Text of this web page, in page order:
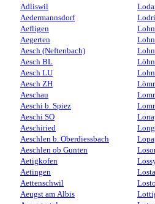
Adliswil
Aedermannsdorf
Aefligen
Aegerten
Aesch (Neftenbach)
Aesch BL
Aesch LU
Aesch ZH
Aeschau
Aeschi b. Spiez
Aeschi SO
Aeschiried
Aeschlen b. Oberdiessbach
Aeschlen ob Gunten
Aetigkofen
Aetingen
Aettenschwil
Aeugst am Albis